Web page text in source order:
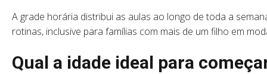
A grade horária distribui as aulas ao longo de toda a
rotinas, inclusive para famílias com mais de um filho em
Qual a idade ideal para